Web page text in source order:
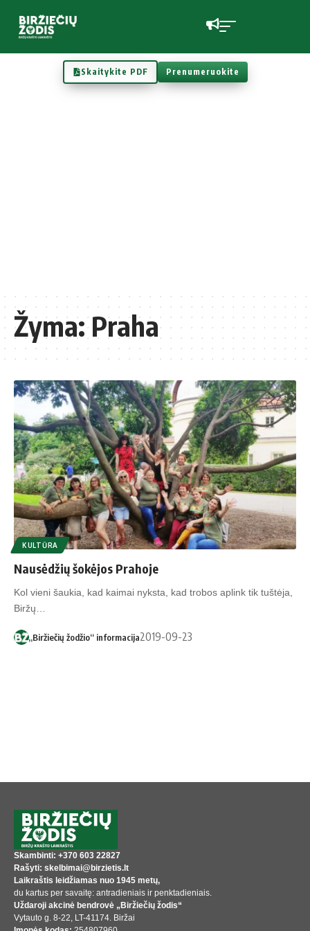
Skaitykite PDF Prenumeruokite
Žyma:Praha
KULTŪRA
Nausėdžių šokėjos Prahoje
Kol vie­ni šau­kia, kad kai­mai nyks­ta, kad tro­bos ap­link tik tuš­tė­ja,
Bir­žų…
„Biržiečių žodžio“ informacija2019-09-23
Skambinti: +370 603 22827
Rašyti: skelbimai@birzietis.lt
Laikraštis leidžiamas nuo 1945 metų,
du kartus per savaitę: antradieniais ir penktadieniais.
Uždaroji akcinė bendrovė „Biržiečių žodis“
Vytauto g. 8-22, LT-41174. Biržai